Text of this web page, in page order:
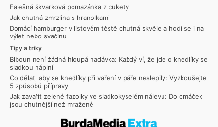
Falešná škvarková pomazánka z cukety
Jak chutná zmrzlina s hranolkami
Domácí hamburger v listovém těstě chutná skvěle a hodí se i na
výlet nebo svačinu
Tipy a triky
Blboun není žádná hloupá nadávka: Každý ví, že jde o knedlíky se
sladkou náplní
Co dělat, aby se knedlíky při vaření v páře neslepily: Vyzkoušejte
5 způsobů přípravy
Jak zavařit zelené fazolky ve sladkokyselém nálevu: Do omáček
jsou chutnější než mražené